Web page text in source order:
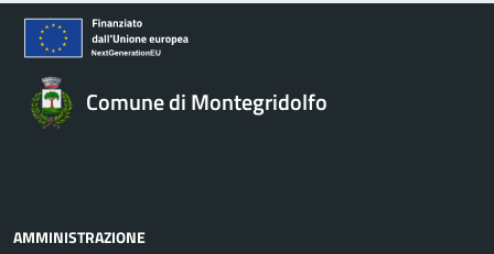
Comune di Montegridolfo
AMMINISTRAZIONE